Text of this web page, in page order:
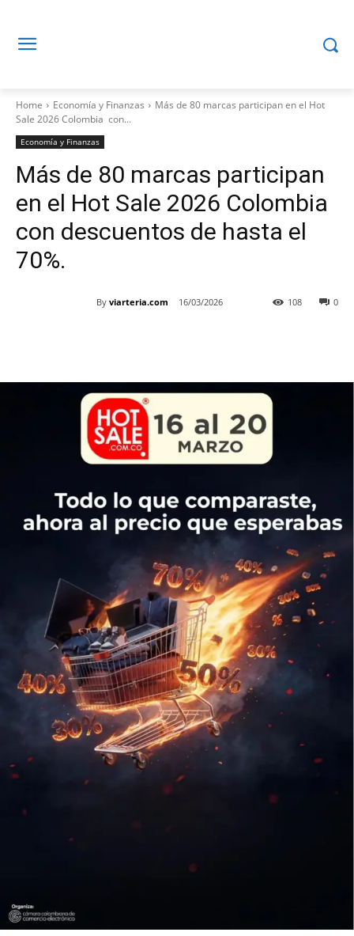
Home Economía y Finanzas
Más de 80 marcas participan en el Hot
Sale 2026 Colombia con...
Economía y Finanzas
Más de 80 marcas participan
en el Hot Sale 2026 Colombia
con descuentos de hasta el
70%.
By viarteria.com 16/03/2026 0
108